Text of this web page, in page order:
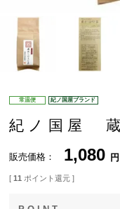
常温便 紀ノ国屋ブランド
紀ノ国屋
販売価格 1,080
[ 11 ポイント還元 ]